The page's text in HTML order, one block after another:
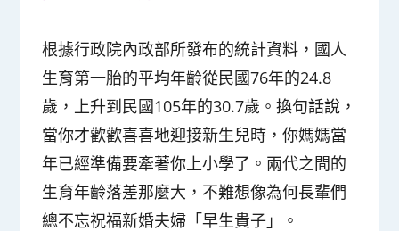
根據行政院內政部所發布的統計資料，國人
生育第一胎的平均年齡從民國76年的24.8
歲，上升到民國105年的30.7歲。換句話說，
當你才歡歡喜喜地迎接新生兒時，你媽媽當
年已經準備要牽著你上小學了。兩代之間的
生育年齡落差那麼大，不難想像為何長輩們
總不忘祝福新婚夫婦「早生貴子」。